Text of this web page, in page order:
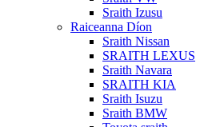
Sraith Izusu
Raiceanna Díon
Sraith Nissan
SRAITH LEXUS
Sraith Navara
SRAITH KIA
Sraith Isuzu
Sraith BMW